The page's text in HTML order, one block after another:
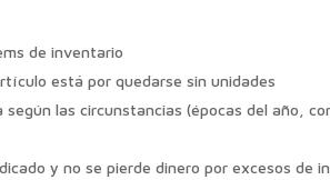
de inventario
está por quedarse sin unidades
las circunstancias (épocas del año,
y no se pierde dinero por excesos de